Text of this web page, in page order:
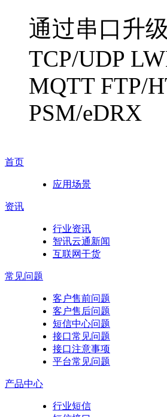
通过串口升
TCP/UDP
MQTT FTP/
PSM/eDRX
首页
应用场景
资讯
行业资讯
智讯云通新闻
互联网干货
常见问题
客户售前问题
客户售后问题
短信中心问题
接口常见问题
接口注意事项
平台常见问题
产品中心
行业短信